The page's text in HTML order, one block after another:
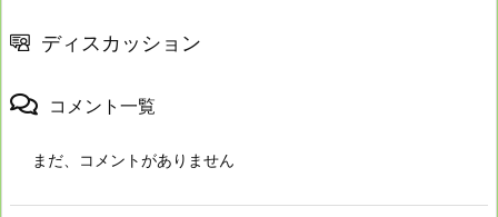
ディスカッション
コメント一覧
まだ、コメントがありません